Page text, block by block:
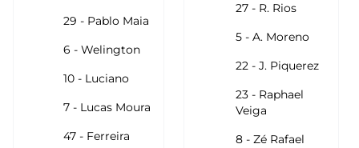
29 - Pablo Maia
6 - Welington
10 - Luciano
7 - Lucas Moura
47 - Ferreira
27 - R. Rios
5 - A. Moreno
22 - J. Piquerez
23 - Raphael
Veiga
8 - Zé Rafael